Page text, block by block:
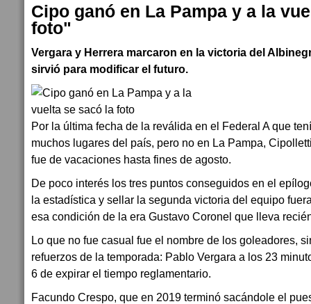
Cipo ganó en La Pampa y a la
foto"
Vergara y Herrera marcaron en la victoria del
sirvió para modificar el futuro.
Por la última fecha de la reválida en el Federal A que
muchos lugares del país, pero no en La Pampa,
fue de vacaciones hasta fines de agosto.
De poco interés los tres puntos conseguidos en el
la estadística y sellar la segunda victoria del equipo
esa condición de la era Gustavo Coronel que lleva
Lo que no fue casual fue el nombre de los goleadores,
refuerzos de la temporada: Pablo Vergara a los 23
6 de expirar el tiempo reglamentario.
Facundo Crespo, que en 2019 terminó sacándole el